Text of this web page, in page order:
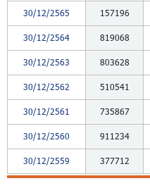
30/12/2565 157196
30/12/2564 819068
30/12/2563 803628
30/12/2562 510541
30/12/2561 735867
30/12/2560 911234
30/12/2559 377712